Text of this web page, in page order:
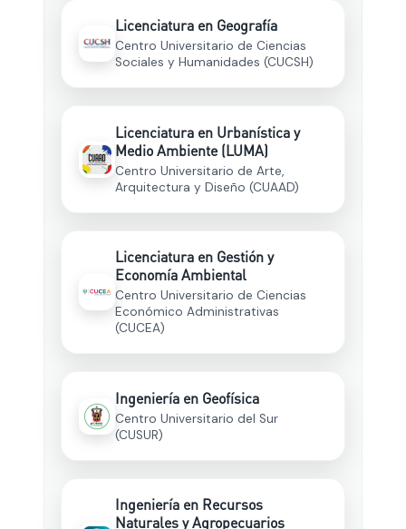
Licenciatura en Geografía
Centro Universitario de Ciencias
Sociales y Humanidades (CUCSH)
Licenciatura en Urbanística y
Medio Ambiente (LUMA)
Centro Universitario de Arte,
Arquitectura y Diseño (CUAAD)
Licenciatura en Gestión y
Economía Ambiental
Centro Universitario de Ciencias
Económico Administrativas
(CUCEA)
Ingeniería en Geofísica
Centro Universitario del Sur
(CUSUR)
Ingeniería en Recursos
Naturales y Agropecuarios